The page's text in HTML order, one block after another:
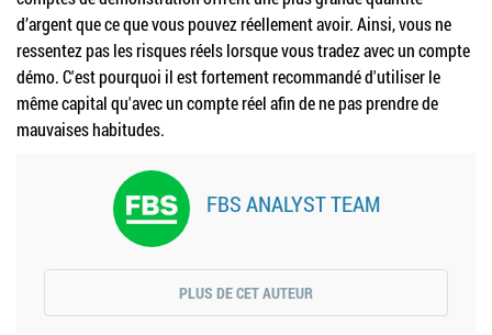
d’argent que ce que vous pouvez réellement avoir. Ainsi, vous ne
ressentez pas les risques réels lorsque vous tradez avec un compte
démo. C'est pourquoi il est fortement recommandé d'utiliser le
même capital qu'avec un compte réel afin de ne pas prendre de
mauvaises habitudes.
FBS ANALYST TEAM
PLUS DE CET AUTEUR